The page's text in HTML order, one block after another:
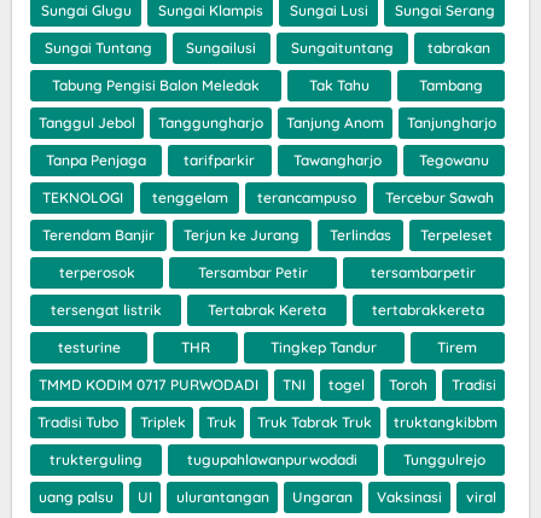
Sungai Glugu Sungai Klampis Sungai Lusi Sungai Serang
Sungai Tuntang Sungailusi Sungaituntang tabrakan
Tabung Pengisi Balon Meledak Tak Tahu Tambang
Tanggul Jebol Tanggungharjo Tanjung Anom Tanjungharjo
Tanpa Penjaga tarifparkir Tawangharjo Tegowanu
TEKNOLOGI tenggelam terancampuso Tercebur Sawah
Terendam Banjir Terjun ke Jurang Terlindas Terpeleset
terperosok Tersambar Petir tersambarpetir
tersengat listrik Tertabrak Kereta tertabrakkereta
testurine THR Tingkep Tandur Tirem
TMMD KODIM 0717 PURWODADI TNI togel Toroh Tradisi
Tradisi Tubo Triplek Truk Truk Tabrak Truk truktangkibbm
trukterguling tugupahlawanpurwodadi Tunggulrejo
uang palsu UI ulurantangan Ungaran Vaksinasi viral